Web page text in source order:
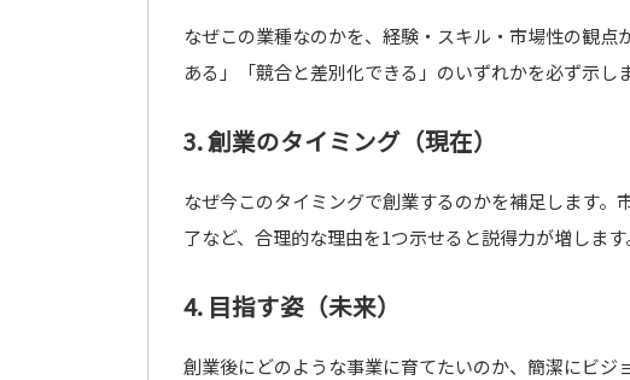
なぜこの業種なのかを、経験・スキル・市場性の観
ある」「競合と差別化できる」のいずれかを必ず示し
3. 創業のタイミング（現在）
なぜ今このタイミングで創業するのかを補足します
了など、合理的な理由を1つ示せると説得力が増します
4. 目指す姿（未来）
創業後にどのような事業に育てたいのか、簡潔にビジ